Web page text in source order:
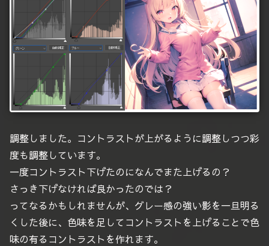
調整しました。コントラストが上がるように調整しつつ彩
度も調整しています。
一度コントラスト下げたのになんでまた上げるの？
さっき下げなければ良かったのでは？
ってなるかもしれませんが、グレー感の強い影を一旦明る
くした後に、色味を足してコントラストを上げることで色
味の有るコントラストを作れます。